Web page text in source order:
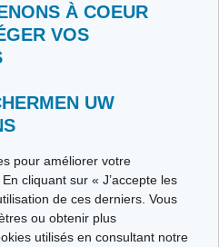
À COEUR
VOS
UW
pour améliorer votre
cliquant sur « J’accepte les
de ces derniers. Vous
ou obtenir plus
utilisés en consultant notre
principes de la charte HON Code.
| Avenue Gustave Demeylaan 57 -
Brussels